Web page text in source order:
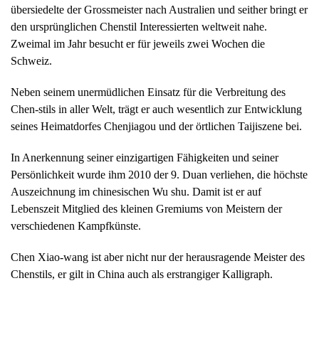
übersiedelte der Grossmeister nach Australien und seither bringt er
den ursprünglichen Chenstil Interessierten weltweit nahe.
Zweimal im Jahr besucht er für jeweils zwei Wochen die
Schweiz.
Neben seinem unermüdlichen Einsatz für die Verbreitung des
Chen-stils in aller Welt, trägt er auch wesentlich zur Entwicklung
seines Heimatdorfes Chenjiagou und der örtlichen Taijiszene bei.
In Anerkennung seiner einzigartigen Fähigkeiten und seiner
Persönlichkeit wurde ihm 2010 der 9. Duan verliehen, die höchste
Auszeichnung im chinesischen Wu shu. Damit ist er auf
Lebenszeit Mitglied des kleinen Gremiums von Meistern der
verschiedenen Kampfkünste.
Chen Xiao-wang ist aber nicht nur der herausragende Meister des
Chenstils, er gilt in China auch als erstrangiger Kalligraph.